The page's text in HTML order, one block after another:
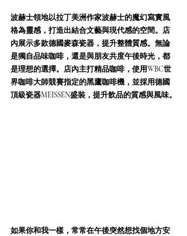
波赫士領地以拉丁美洲作家波赫士的魔幻寫實風
格為靈感，打造出結合文藝與現代感的空間。店
內展示多款德國麥森瓷器，提升整體質感。無論
是獨自品味咖啡，還是與朋友共度午後時光，都
是理想的選擇。店內主打精品咖啡，使用WBC世
界咖啡大師競賽指定的黑鷹咖啡機，並採用德國
頂級瓷器MEISSEN盛裝，提升飲品的質感與風味。
如果你和我一樣，常常在午後突然想找個地方安